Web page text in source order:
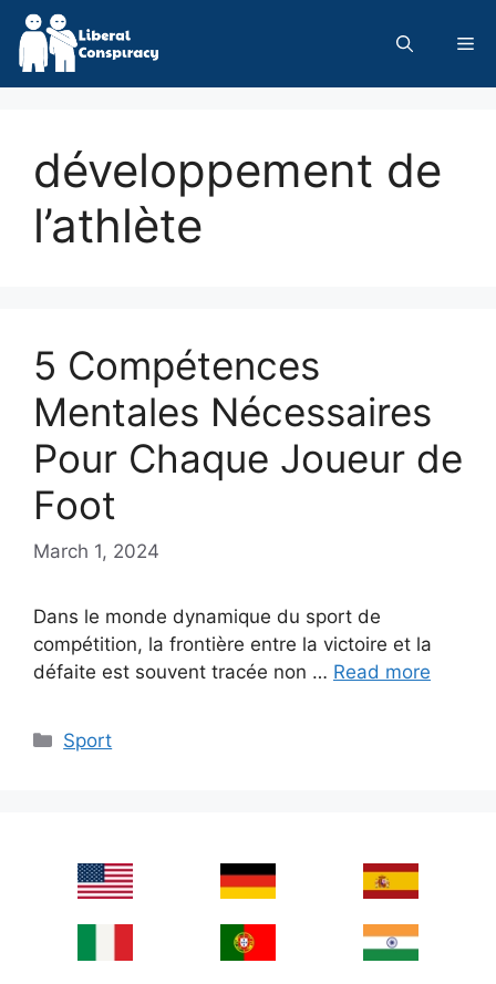
Skip
content
développement de
l’athlète
5 Compétences
Mentales Nécessaires
Pour Chaque Joueur de
Foot
March 1, 2024
Dans le monde dynamique du sport de
compétition, la frontière entre la victoire et la
défaite est souvent tracée non … Read more
Categories
Sport